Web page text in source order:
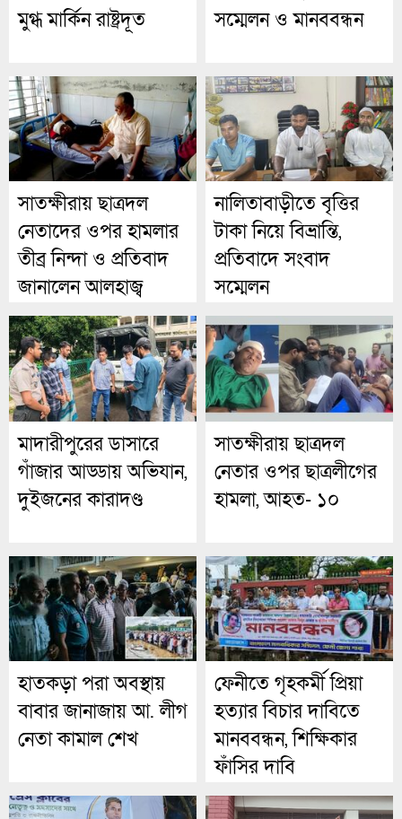
মুগ্ধ মার্কিন রাষ্ট্রদূত
সম্মেলন ও মানববন্ধন
সাতক্ষীরায় ছাত্রদল
নেতাদের ওপর হামলার
তীব্র নিন্দা ও প্রতিবাদ
জানালেন আলহাজ্ব
আব্দুর রউফ
নালিতাবাড়ীতে বৃত্তির
টাকা নিয়ে বিভ্রান্তি,
প্রতিবাদে সংবাদ
সম্মেলন
মাদারীপুরের ডাসারে
গাঁজার আড্ডায় অভিযান,
দুইজনের কারাদণ্ড
সাতক্ষীরায় ছাত্রদল
নেতার ওপর ছাত্রলীগের
হামলা, আহত- ১০
হাতকড়া পরা অবস্থায়
বাবার জানাজায় আ. লীগ
নেতা কামাল শেখ
ফেনীতে গৃহকর্মী প্রিয়া
হত্যার বিচার দাবিতে
মানববন্ধন, শিক্ষিকার
ফাঁসির দাবি